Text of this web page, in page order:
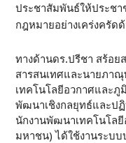
ประชาสัมพันธ์ให้ประช
กฎหมายอย่างเคร่งครัด
ทางด้านดร.ปรีชา สร้อย
สารสนเทศและนายภา
เทคโนโลยีอวกาศและภู
พัฒนาเชิงกลยุทธ์และป
นักงานพัฒนาเทคโนโลยี
มหาชน) ได้ใช้งานระบ